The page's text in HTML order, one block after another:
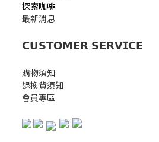
探索咖啡
最新消息
𝗖𝗨𝗦𝗧𝗢𝗠𝗘𝗥 𝗦𝗘𝗥𝗩𝗜𝗖𝗘
購物須知
退換貨須知
會員專區